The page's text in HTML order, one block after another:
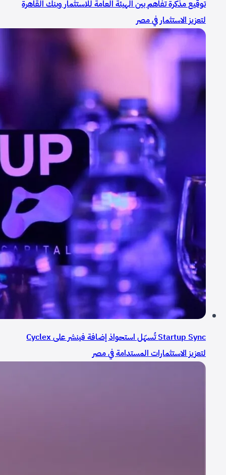
توقيع مذكرة تفاهم بين الهيئة العامة للاستثمار وبنك القاهرة
لتعزيز الاستثمار في مصر
Startup Sync تُسهّل استحواذ إضافة فينشر على Cyclex
لتعزيز الاستثمارات المستدامة في مصر